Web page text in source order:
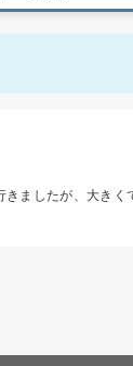
ましたが、大きく